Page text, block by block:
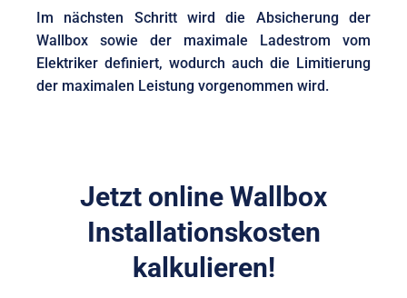
Im nächsten Schritt wird die Absicherung der
Wallbox sowie der maximale Ladestrom vom
Elektriker definiert, wodurch auch die Limitierung
der maximalen Leistung vorgenommen wird.
Jetzt online Wallbox
Installationskosten
kalkulieren!